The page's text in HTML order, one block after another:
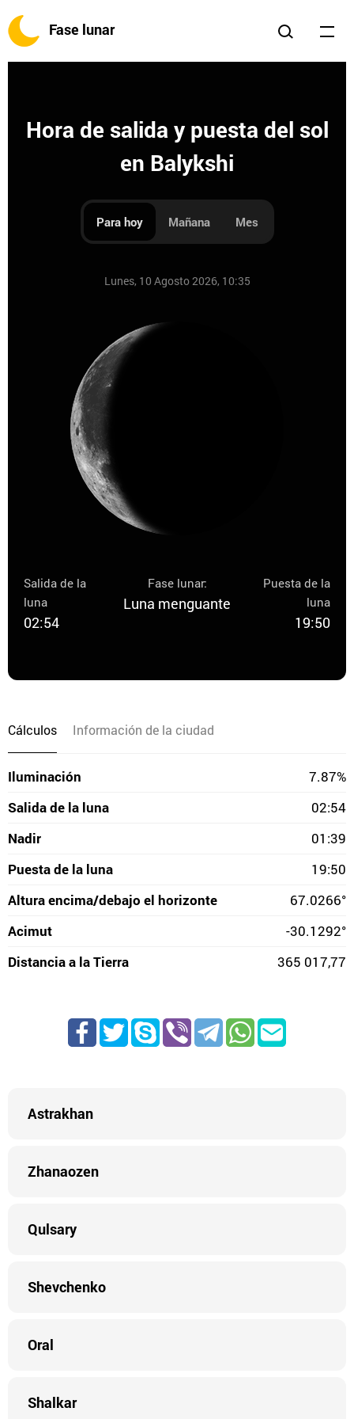
Fase lunar
Hora de salida y puesta del sol
en Balykshi
Para hoy Mañana Mes
Lunes, 10 Agosto 2026, 10:35
Salida de la
luna
02:54
Fase lunar:
Luna menguante
Puesta de la
luna
19:50
Cálculos Información de la ciudad
Iluminación
7.87%
Salida de la luna
02:54
Nadir
01:39
Puesta de la luna
19:50
Altura encima/debajo el horizonte
67.0266°
Acimut
-30.1292°
Distancia a la Tierra
365 017,77
Astrakhan
Zhanaozen
Qulsary
Shevchenko
Oral
Shalkar